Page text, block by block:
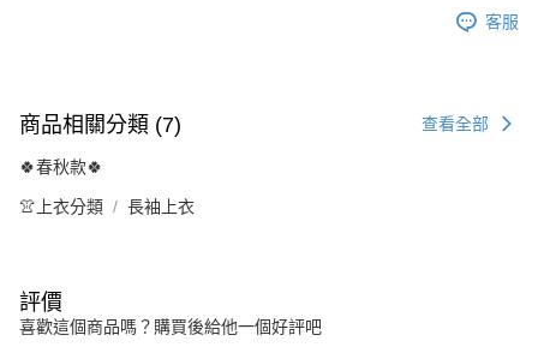
客服
商品相關分類 (7) 查看全部
🍀春秋款🍀
👚上衣分類 長袖上衣
評價
喜歡這個商品嗎？購買後給他一個好評吧